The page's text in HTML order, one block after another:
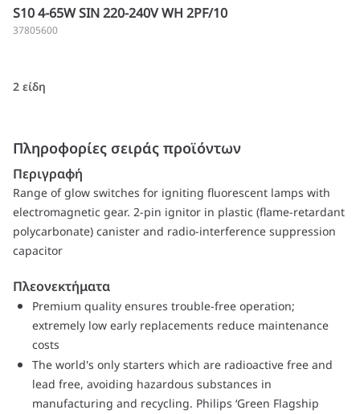
S10 4-65W SIN 220-240V WH 2PF/10
37805600
2 είδη
Πληροφορίες σειράς προϊόντων
Περιγραφή
Range of glow switches for igniting fluorescent lamps with
electromagnetic gear. 2-pin ignitor in plastic (flame-retardant
polycarbonate) canister and radio-interference suppression
capacitor
Πλεονεκτήματα
Premium quality ensures trouble-free operation;
extremely low early replacements reduce maintenance
costs
The world's only starters which are radioactive free and
lead free, avoiding hazardous substances in
manufacturing and recycling. Philips ‘Green Flagship